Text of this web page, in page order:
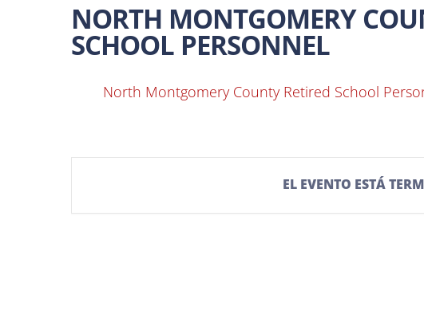
NORTH MONTGOMERY
SCHOOL PERSONNEL
North Montgomery County Retired School
EL EVENTO ESTÁ